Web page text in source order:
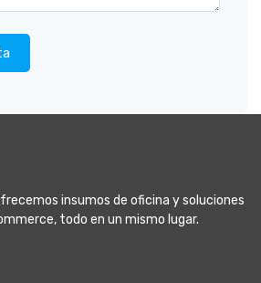
insumos de oficina y soluciones
todo en un mismo lugar.